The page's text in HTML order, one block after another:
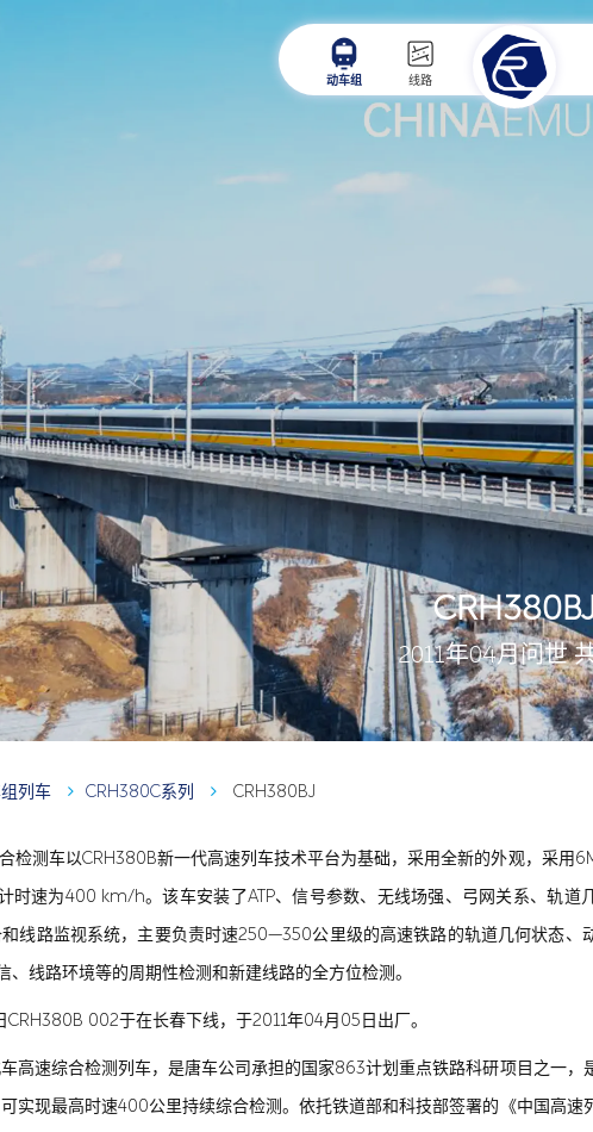
动车组 线路
2011年04月问世
列车 CRH380C系列 CRH380BJ
检测车以CRH380B新一代高速列车技术平台为基础，采用全新的外观，采用
时速为400 km/h。该车安装了ATP、信号参数、无线场强、弓网关系、轨道
线路监视系统，主要负责时速250—350公里级的高速铁路的轨道几何状态、
、线路环境等的周期性检测和新建线路的全方位检测。
CRH380B 002于在长春下线，于2011年04月05日出厂。
高速综合检测列车，是唐车公司承担的国家863计划重点铁路科研项目之一，
实现最高时速400公里持续综合检测。依托铁道部和科技部签署的《中国高速